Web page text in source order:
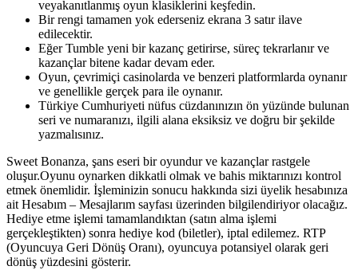
veyakanıtlanmış oyun klasiklerini keşfedin.
Bir rengi tamamen yok ederseniz ekrana 3 satır ilave
edilecektir.
Eğer Tumble yeni bir kazanç getirirse, süreç tekrarlanır ve
kazançlar bitene kadar devam eder.
Oyun, çevrimiçi casinolarda ve benzeri platformlarda oynanır
ve genellikle gerçek para ile oynanır.
Türkiye Cumhuriyeti nüfus cüzdanınızın ön yüzünde bulunan
seri ve numaranızı, ilgili alana eksiksiz ve doğru bir şekilde
yazmalısınız.
Sweet Bonanza, şans eseri bir oyundur ve kazançlar rastgele
oluşur.Oyunu oynarken dikkatli olmak ve bahis miktarınızı kontrol
etmek önemlidir. İşleminizin sonucu hakkında sizi üyelik hesabınıza
ait Hesabım – Mesajlarım sayfası üzerinden bilgilendiriyor olacağız.
Hediye etme işlemi tamamlandıktan (satın alma işlemi
gerçekleştikten) sonra hediye kod (biletler), iptal edilemez. RTP
(Oyuncuya Geri Dönüş Oranı), oyuncuya potansiyel olarak geri
dönüş yüzdesini gösterir.